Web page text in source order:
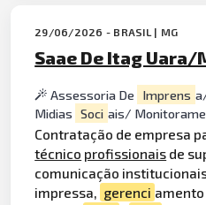
29/06/2026 - BRASIL | MG
Saae De Itag Uara/
Assessoria De Imprens
Midias Soci ais/
Contratação de empresa
técnico profissionais de
comunicação
impressa, gerenci